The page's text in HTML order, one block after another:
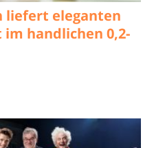
liefert eleganten
handlichen 0,2-